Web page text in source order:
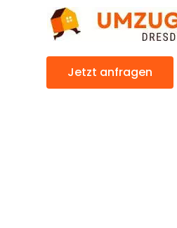
Jetzt anfragen